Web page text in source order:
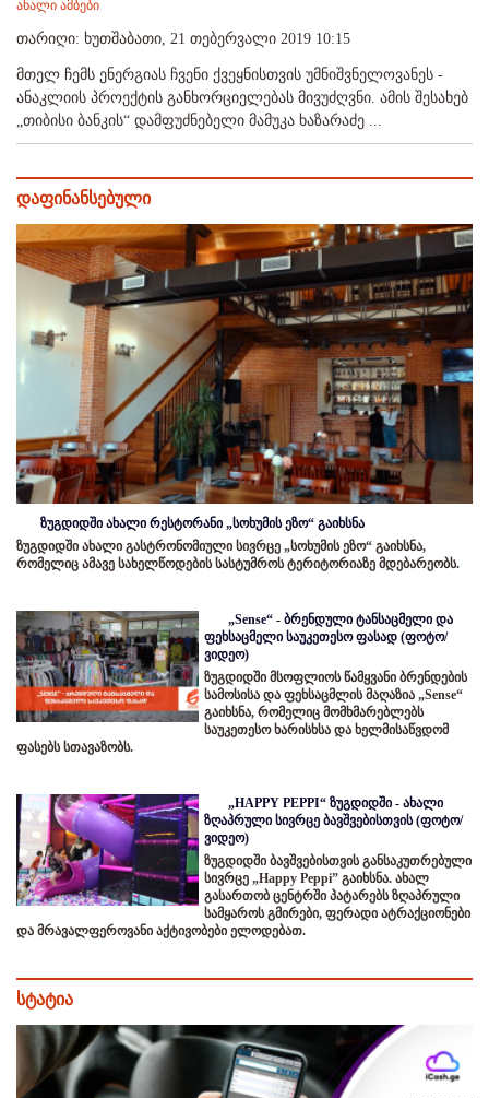
ახალი ამბები
თარიღი: ხუთშაბათი, 21 თებერვალი 2019 10:15
მთელ ჩემს ენერგიას ჩვენი ქვეყნისთვის უმნიშვნელოვანეს -
ანაკლიის პროექტის განხორციელებას მივუძღვნი. ამის შესახებ
„თიბისი ბანკის“ დამფუძნებელი მამუკა ხაზარაძე ...
დაფინანსებული
ზუგდიდში ახალი რესტორანი „სოხუმის ეზო“ გაიხსნა
ზუგდიდში ახალი გასტრონომიული სივრცე „სოხუმის ეზო“ გაიხსნა,
რომელიც ამავე სახელწოდების სასტუმროს ტერიტორიაზე მდებარეობს.
„Sense“ - ბრენდული ტანსაცმელი და
ფეხსაცმელი საუკეთესო ფასად (ფოტო/
ვიდეო)
ზუგდიდში მსოფლიოს წამყვანი ბრენდების
სამოსისა და ფეხსაცმლის მაღაზია „Sense“
გაიხსნა, რომელიც მომხმარებლებს
საუკეთესო ხარისხსა და ხელმისაწვდომ
ფასებს სთავაზობს.
„HAPPY PEPPI“ ზუგდიდში - ახალი
ზღაპრული სივრცე ბავშვებისთვის (ფოტო/
ვიდეო)
ზუგდიდში ბავშვებისთვის განსაკუთრებული
სივრცე „Happy Peppi” გაიხსნა. ახალ
გასართობ ცენტრში პატარებს ზღაპრული
სამყაროს გმირები, ფერადი ატრაქციონები
და მრავალფეროვანი აქტივობები ელოდებათ.
სტატია